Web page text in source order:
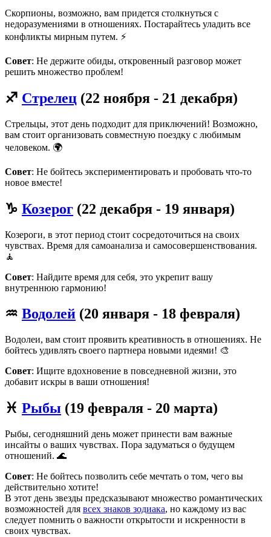
Скорпионы, возможно, вам придется столкнуться с
недоразумениями в отношениях. Постарайтесь уладить все
конфликты мирным путем. ⚡
Совет: Не держите обиды, откровенный разговор может
решить множество проблем!
♐ Стрелец (22 ноября - 21 декабря)
Стрельцы, этот день подходит для приключений! Возможно,
вам стоит организовать совместную поездку с любимым
человеком. 🌍
Совет: Не бойтесь экспериментировать и пробовать что-то
новое вместе!
♑ Козерог (22 декабря - 19 января)
Козероги, в этот период стоит сосредоточиться на своих
чувствах. Время для самоанализа и самосовершенствования.
🧘
Совет: Найдите время для себя, это укрепит вашу
внутреннюю гармонию!
♒ Водолей (20 января - 18 февраля)
Водолеи, вам стоит проявить креативность в отношениях. Не
бойтесь удивлять своего партнера новыми идеями! 🎨
Совет: Ищите вдохновение в повседневной жизни, это
добавит искры в ваши отношения!
♓ Рыбы (19 февраля - 20 марта)
Рыбы, сегодняшний день может принести вам важные
инсайты о ваших чувствах. Пора задуматься о будущем
отношений. 🌊
Совет: Не бойтесь позволить себе мечтать о том, чего вы
действительно хотите!
В этот день звезды предсказывают множество романтических
возможностей для всех знаков зодиака, но каждому из вас
следует помнить о важности открытости и искренности в
своих чувствах.